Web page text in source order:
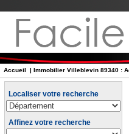
Accueil | Immobilier Villeblevin 89340 :
Localiser votre recherche
Affinez votre recherche